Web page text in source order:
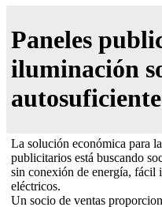
Paneles
iluminación
La solución económica para
publicitarios está buscando
sin conexión de energía, fácil
eléctricos.
Un socio de ventas